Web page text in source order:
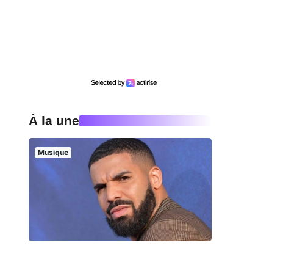
À la une
Musique